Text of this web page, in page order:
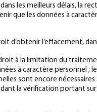
les meilleurs délais, la
que les données à
d’obtenir l’effacement,
à la limitation du
à caractère personnel ;
sont encore
la vérification portant